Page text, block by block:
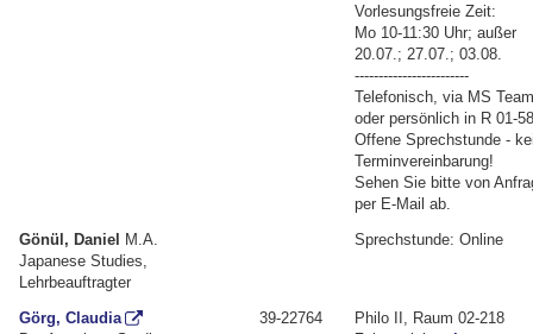
Vorlesungsfreie Zeit:
Mo 10-11:30 Uhr; außer
20.07.; 27.07.; 03.08.
------------------------
Telefonisch, via MS
oder persönlich in R 01-
Offene Sprechstunde -
Terminvereinbarung!
Sehen Sie bitte von
per E-Mail ab.
Gönül, Daniel M.A.
Japanese Studies,
Lehrbeauftragter
Sprechstunde: Online
Görg, Claudia
39-22764
Philo II, Raum 02-218